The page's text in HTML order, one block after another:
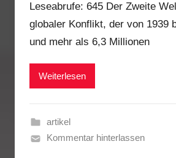
Leseabrufe: 645 Der Zweite
globaler Konflikt, der von 1939
und mehr als 6,3 Millionen
Weiterlesen
artikel
Kommentar hinterlassen